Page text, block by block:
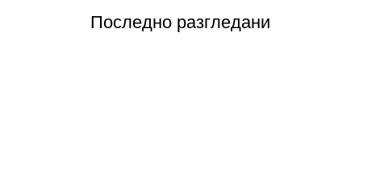
Последно разгледани